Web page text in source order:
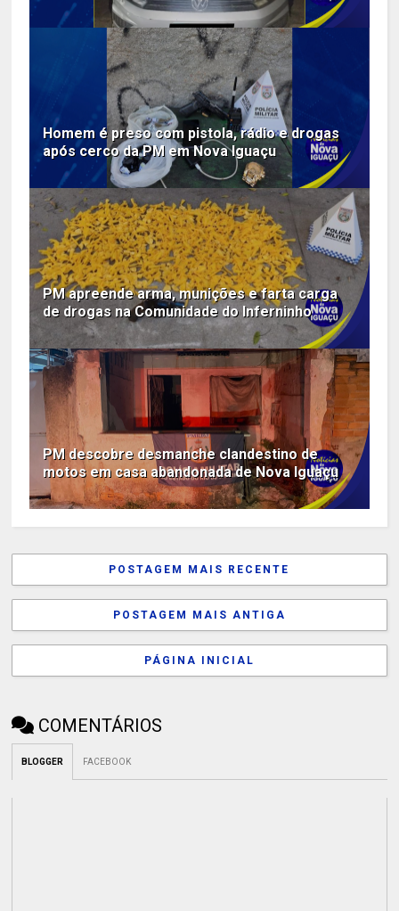
Homem é preso com pistola, rádio e drogas
após cerco da PM em Nova Iguaçu
PM apreende arma, munições e farta carga
de drogas na Comunidade do Inferninho
PM descobre desmanche clandestino de
motos em casa abandonada de Nova Iguaçu
POSTAGEM MAIS RECENTE
POSTAGEM MAIS ANTIGA
PÁGINA INICIAL
COMENTÁRIOS
BLOGGER FACEBOOK